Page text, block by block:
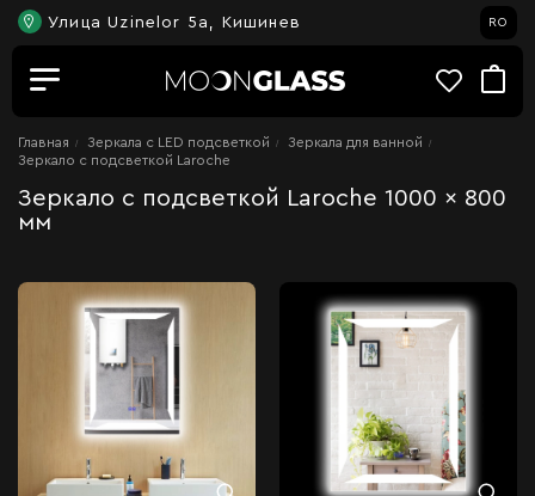
Улица Uzinelor 5a, Кишинев RO
Главная Зеркала c LED подсветкой
Зеркала для ванной
Зеркало с подсветкой Laroche
Зеркало с подсветкой Laroche 1000 x 800
мм